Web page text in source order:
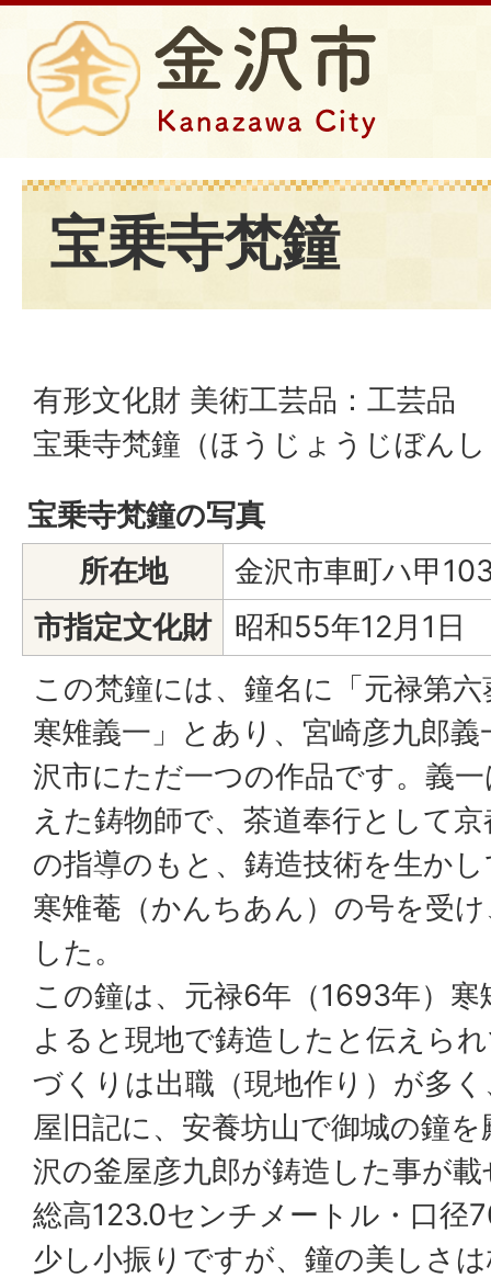
宝乗寺梵鐘
有形文化財 美術工芸品：工芸品
宝乗寺梵鐘（ほうじょうじぼん
宝乗寺梵鐘の写真
所在地
金沢市車町ハ甲
市指定文化財
昭和55年12月1日
この梵鐘には、鐘名に「元禄第
寒雉義一」とあり、宮崎彦九郎
沢市にただ一つの作品です。義
えた鋳物師で、茶道奉行として
の指導のもと、鋳造技術を生か
寒雉菴（かんちあん）の号を受
した。
この鐘は、元禄6年（1693年）
よると現地で鋳造したと伝えら
づくりは出職（現地作り）が多
屋旧記に、安養坊山で御城の鐘
沢の釜屋彦九郎が鋳造した事が
総高123.0センチメートル・口径
少し小振りですが、鐘の美しさ